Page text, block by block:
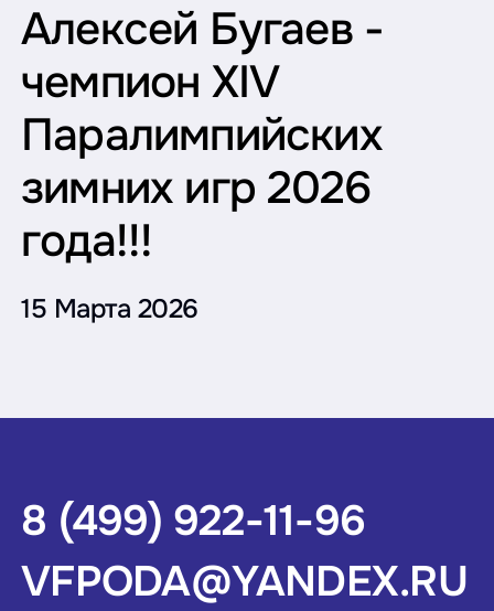
Алексей Бугаев -
чемпион XIV
Паралимпийских
зимних игр 2026
года!!!
15 Марта 2026
8 (499) 922-11-96
VFPODA@YANDEX.RU